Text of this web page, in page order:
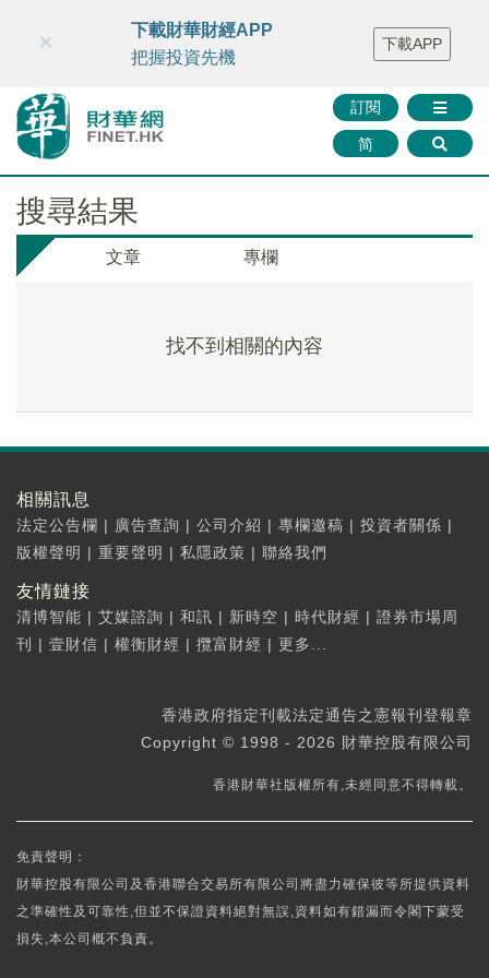
財華智庫網 FINTV FINMETA 財華證券 媒體矩陣
智庫沙龍
聯絡我們
訂閱
简
×
下載財華財經APP
把握投資先機
下載APP
搜尋結果
文章 專欄
找不到相關的內容
相關訊息
法定公告欄 | 廣告查詢 | 公司介紹 | 專欄邀稿 | 投資者關係 |
版權聲明 | 重要聲明 | 私隱政策 | 聯絡我們
友情鏈接
清博智能 | 艾媒諮詢 | 和訊 | 新時空 | 時代財經 | 證券市場周
刊
| 壹財信 | 權衡財經 | 攬富財經 | 更多...
香港政府指定刊載法定通告之憲報刊登報章
Copyright © 1998 - 2026 財華控股有限公司
香港財華社版權所有,未經同意不得轉載。
免責聲明：
財華控股有限公司及香港聯合交易所有限公司將盡力確保彼等所提供資料
之準確性及可靠性,但並不保證資料絕對無誤,資料如有錯漏而令閣下蒙受
損失,本公司概不負責。